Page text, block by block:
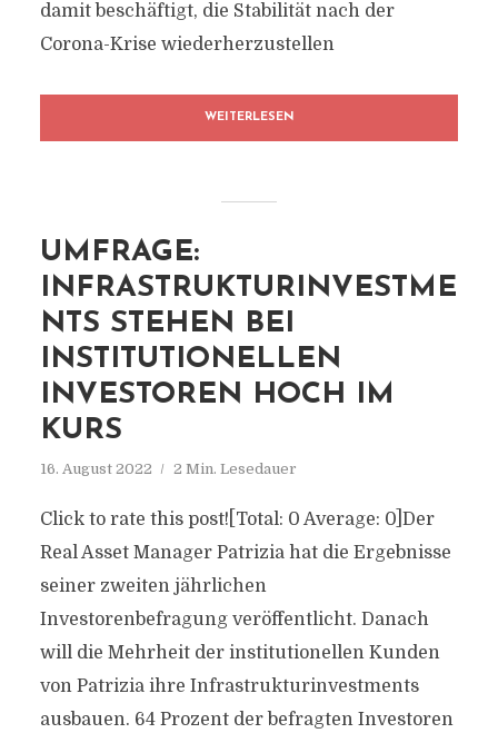
damit beschäftigt, die Stabilität nach der
Corona-Krise wiederherzustellen
WEITERLESEN
UMFRAGE:
INFRASTRUKTURINVESTME
NTS STEHEN BEI
INSTITUTIONELLEN
INVESTOREN HOCH IM
KURS
16. August 2022 2 Min. Lesedauer
Click to rate this post![Total: 0 Average: 0]Der
Real Asset Manager Patrizia hat die Ergebnisse
seiner zweiten jährlichen
Investorenbefragung veröffentlicht. Danach
will die Mehrheit der institutionellen Kunden
von Patrizia ihre Infrastrukturinvestments
ausbauen. 64 Prozent der befragten Investoren